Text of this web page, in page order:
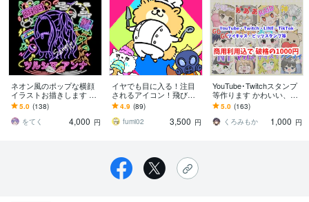
ネオン風のポップな横顔
イラストお描きします あ
なたの「好き！」をギュ
ッと詰め込んで魅力を発
信しませんか？
5.0 (138)
をてく
4,000 円
イヤでも目に入る！注目
されるアイコン！飛び出
します キャラ映えする！
配色バランス絶妙すぎ
る！キャッチアイコン！
4.9 (89)
fumi02
3,500 円
YouTube･Twitchスタンプ
等作ります かわいい、ぷ
にぷにした触りたくなる
ようなイラスト
5.0 (163)
くろみもか
1,000 円